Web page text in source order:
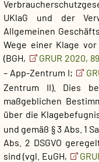
UKlaG und der
Allgemeinen
Wege einer Klage
(BGH,
GRUR 2020,
– App-Zentrum I;
Zentrum II). Dies
maßgeblichen
über die
und gemäß § 3 Abs. 1
Abs. 2 DSGVO
sind (vgl. EuGH,